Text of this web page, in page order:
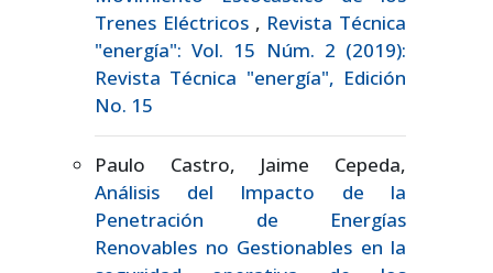
Trenes Eléctricos , Revista Técnica
"energía": Vol. 15 Núm. 2 (2019):
Revista Técnica "energía", Edición
No. 15
Paulo Castro, Jaime Cepeda,
Análisis del Impacto de la
Penetración de Energías
Renovables no Gestionables en la